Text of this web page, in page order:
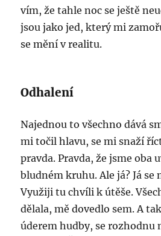
vím, že tahle noc se ještě
jsou jako jed, který mi
se mění v realitu.
Odhalení
Najednou to všechno dává
mi točil hlavu, se mi snaží
pravda. Pravda, že jsme oba
bludném kruhu. Ale já? Já
Využiji tu chvíli k útěše.
dělala, mě dovedlo sem. A
úderem hudby, se rozhodnu